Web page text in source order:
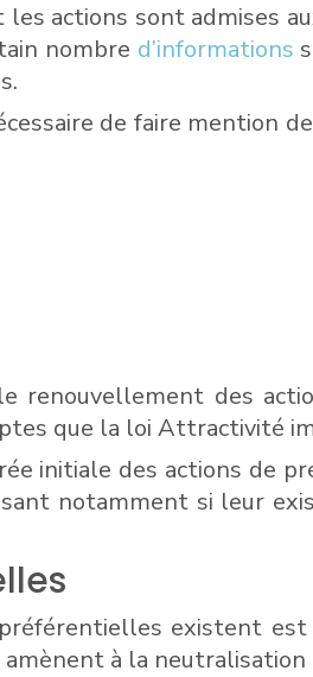
actions sont admises
nombre d’informations
de faire mention
renouvellement des
que la loi Attractivité
initiale des actions de
notamment si leur
existent
amènent à la